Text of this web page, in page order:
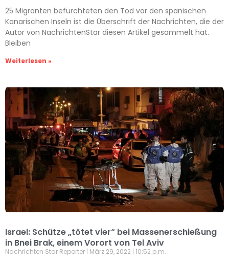
25 Migranten befürchteten den Tod vor den spanischen
Kanarischen Inseln ist die Überschrift der Nachrichten, die der
Autor von NachrichtenStar diesen Artikel gesammelt hat.
Bleiben
Weiterlesen »
Israel: Schütze „tötet vier“ bei Massenerschießung
in Bnei Brak, einem Vorort von Tel Aviv
Nachrichten Star Reporter März 29, 2022 10:52 p.m.